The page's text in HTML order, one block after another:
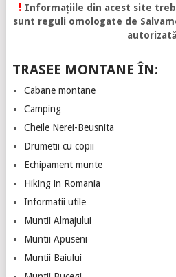
! Informațiile din acest site
sunt reguli omologate de
TRASEE MONTANE ÎN:
Cabane montane
Camping
Cheile Nerei-Beusnita
Drumetii cu copii
Echipament munte
Hiking in Romania
Informatii utile
Muntii Almajului
Muntii Apuseni
Muntii Baiului